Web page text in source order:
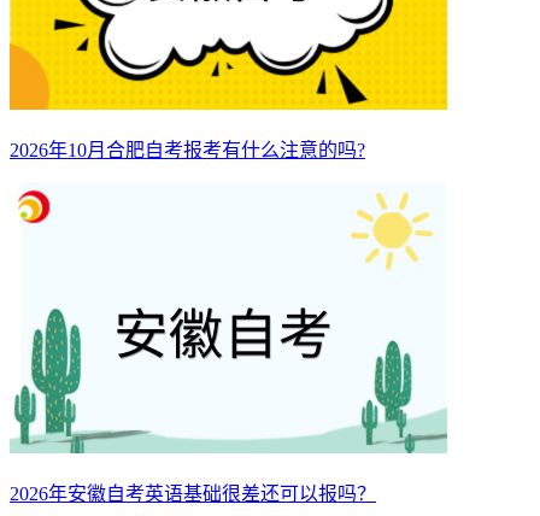
2026年10月合肥自考报考有什么注意的吗?
2026年安徽自考英语基础很差还可以报吗？